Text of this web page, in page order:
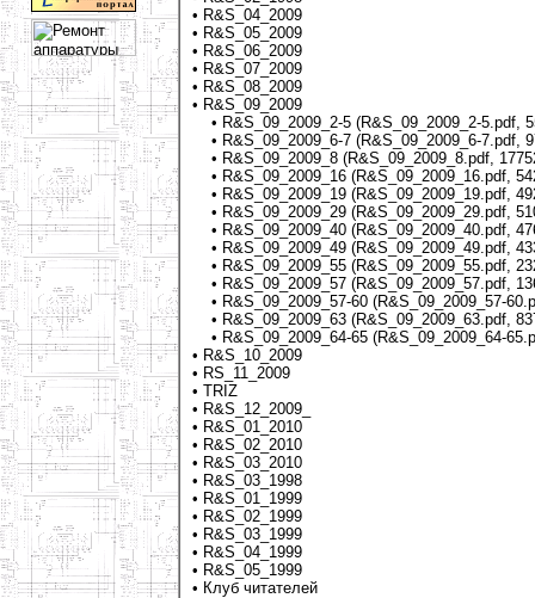
• R&S_04_2009
• R&S_05_2009
• R&S_06_2009
• R&S_07_2009
• R&S_08_2009
• R&S_09_2009
• R&S_09_2009_2-5 (R&S_09_2009_2-5.pdf,
• R&S_09_2009_6-7 (R&S_09_2009_6-7.pdf,
• R&S_09_2009_8 (R&S_09_2009_8.pdf,
• R&S_09_2009_16 (R&S_09_2009_16.pdf,
• R&S_09_2009_19 (R&S_09_2009_19.pdf,
• R&S_09_2009_29 (R&S_09_2009_29.pdf,
• R&S_09_2009_40 (R&S_09_2009_40.pdf,
• R&S_09_2009_49 (R&S_09_2009_49.pdf,
• R&S_09_2009_55 (R&S_09_2009_55.pdf,
• R&S_09_2009_57 (R&S_09_2009_57.pdf,
• R&S_09_2009_57-60 (R&S_09_2009_57-
• R&S_09_2009_63 (R&S_09_2009_63.pdf,
• R&S_09_2009_64-65 (R&S_09_2009_64-
• R&S_10_2009
• RS_11_2009
• TRIZ
• R&S_12_2009_
• R&S_01_2010
• R&S_02_2010
• R&S_03_2010
• R&S_03_1998
• R&S_01_1999
• R&S_02_1999
• R&S_03_1999
• R&S_04_1999
• R&S_05_1999
• Клуб читателей